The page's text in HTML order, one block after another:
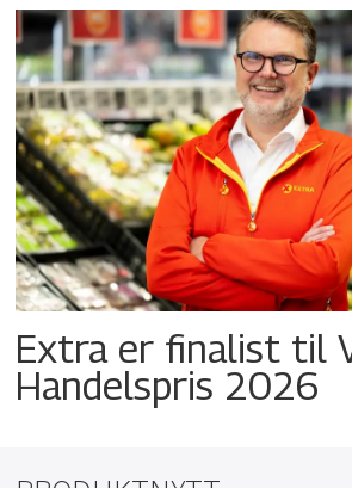
Extra er finalist til
Handelspris 2026